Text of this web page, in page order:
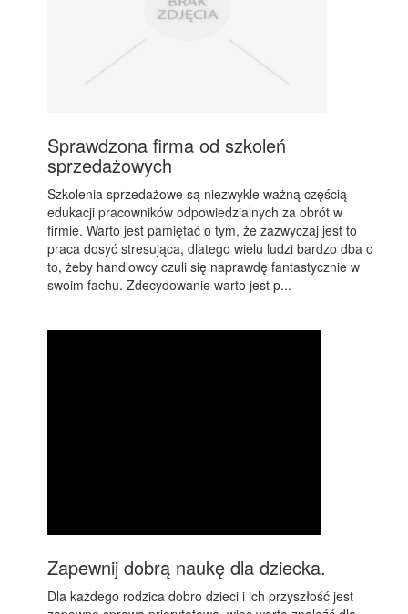
Sprawdzona firma od szkoleń
sprzedażowych
Szkolenia sprzedażowe są niezwykle ważną częścią
edukacji pracowników odpowiedzialnych za obrót w
firmie. Warto jest pamiętać o tym, że zazwyczaj jest to
praca dosyć stresująca, dlatego wielu ludzi bardzo dba o
to, żeby handlowcy czuli się naprawdę fantastycznie w
swoim fachu. Zdecydowanie warto jest p...
Zapewnij dobrą naukę dla dziecka.
Dla każdego rodzica dobro dzieci i ich przyszłość jest